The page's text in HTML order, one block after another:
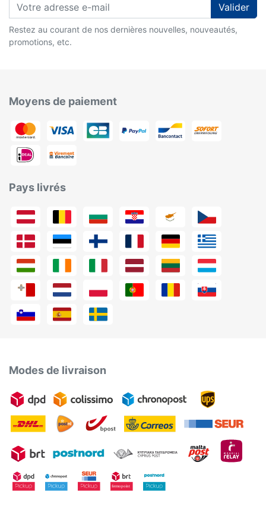
Valider
Restez au courant de nos dernières nouvelles, nouveautés,
promotions, etc.
Moyens de paiement
Pays livrés
Modes de livraison